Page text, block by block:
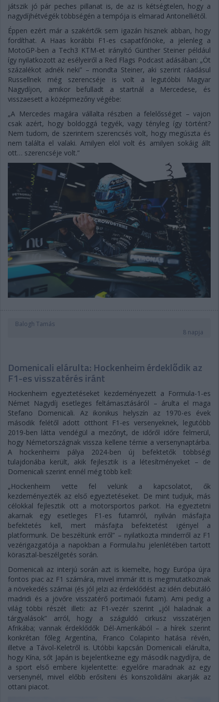
játszik jó pár peches pillanat is, de az is kétségtelen, hogy a
nagydíjhétvégék többségén a tempója is elmarad Antonelliétől.
Éppen ezért már a szakértők sem igazán hisznek abban, hogy
fordíthat. A Haas korábbi F1-es csapatfőnöke, a jelenleg a
MotoGP-ben a Tech3 KTM-et irányító Günther Steiner például
így nyilatkozott az esélyeiről a Red Flags Podcast adásában: „Öt
százalékot adnék neki” – mondta Steiner, aki szerint ráadásul
Russellnek még szerencséje is volt a legutóbbi Magyar
Nagydíjon, amikor befulladt a startnál a Mercedese, és
visszaesett a középmezőny végébe:
„A Mercedes magára vállalta részben a felelősséget – vajon
csak azért, hogy boldoggá tegyék, vagy tényleg így történt?
Nem tudom, de szerintem szerencsés volt, hogy megúszta és
nem találta el valaki. Amilyen elöl volt és amilyen sokáig állt
ott… szerencséje volt.”
Balogh Tamás
8 napja
Domenicali elárulta: Hockenheim érdeklődik az
F1-es visszatérés iránt
Hockenheim egyeztetéseket kezdeményezett a Formula-1-es
Német Nagydíj esetleges feltámasztásáról – árulta el maga
Stefano Domenicali. Az ikonikus helyszín az 1970-es évek
második felétől adott otthont F1-es versenyeknek, legutóbb
2019-ben látta vendégül a mezőnyt, de időről időre felmerül,
hogy Németországnak vissza kellene térnie a versenynaptárba.
A hockenheimi pálya 2024-ben új befektetők többségi
tulajdonába került, akik fejlesztik is a létesítményeket – de
Domenicali szerint ennél még több kell:
„Hockenheim vette fel velünk a kapcsolatot, ők
kezdeményezték az első egyeztetéseket. De mint tudjuk, más
célokkal fejlesztik ott a motorsportos parkot. Ha egyeztetni
akarnak egy esetleges F1-es futamról, nyilván másfajta
befektetés kell, mert másfajta befektetést igényel a
platformunk. De beszéltünk erről” – nyilatkozta minderről az F1
vezérigazgatója a napokban a Formula.hu jelenlétében tartott
körasztal-beszélgetés során.
Domenicali az interjú során azt is kiemelte, hogy Európa újra
fontos piac az F1 számára, mivel immár itt is megmutatkoznak
a növekedés számai (és jól jelzi az érdeklődést az idén debütáló
madridi és a jövőre visszatérő portimaói futam). Ami pedig a
világ többi részét illeti: az F1-vezér szerint „jól haladnak a
tárgyalások” arról, hogy a száguldó cirkusz visszatérjen
Afrikába; vannak érdeklődők Dél-Amerikából – a hírek szerint
konkrétan főleg Argentína, Franco Colapinto hatása révén,
illetve a Távol-Keletről is. Utóbbi kapcsán Domenicali elárulta,
hogy Kína, sőt Japán is bejelentkezne egy második nagydíjra, de
a sport első embere kijelentette: egyelőre maradnak az egy
versenynél, mivel előbb erősíteni és konszolidálni akarják az
ottani piacot.